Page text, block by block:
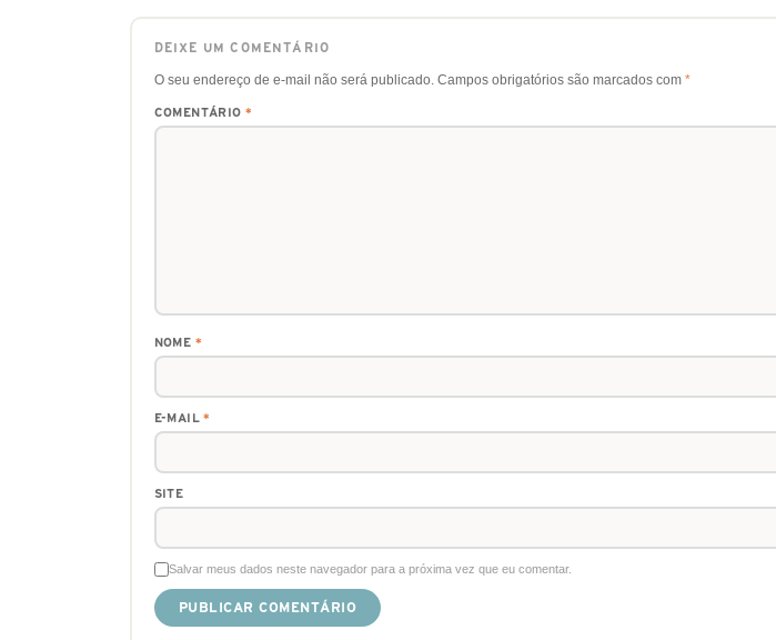
DEIXE UM COMENTÁRIO
O seu endereço de e-mail não será publicado. Campos obrigatórios são marcados com *
COMENTÁRIO *
NOME *
E-MAIL*
SITE
Salvar meus dados neste navegador para a próxima vez que eu comentar.